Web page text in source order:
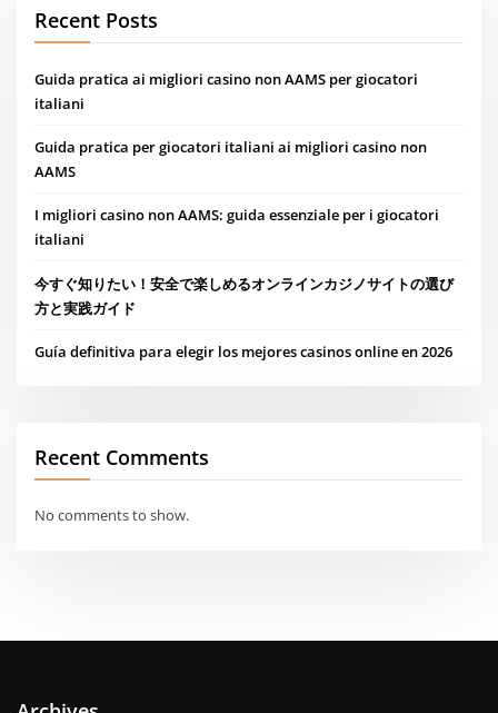
Recent Posts
Guida pratica ai migliori casino non AAMS per giocatori
italiani
Guida pratica per giocatori italiani ai migliori casino non
AAMS
I migliori casino non AAMS: guida essenziale per i giocatori
italiani
今すぐ知りたい！安全で楽しめるオンラインカジノサイトの選び
方と実践ガイド
Guía definitiva para elegir los mejores casinos online en 2026
Recent Comments
No comments to show.